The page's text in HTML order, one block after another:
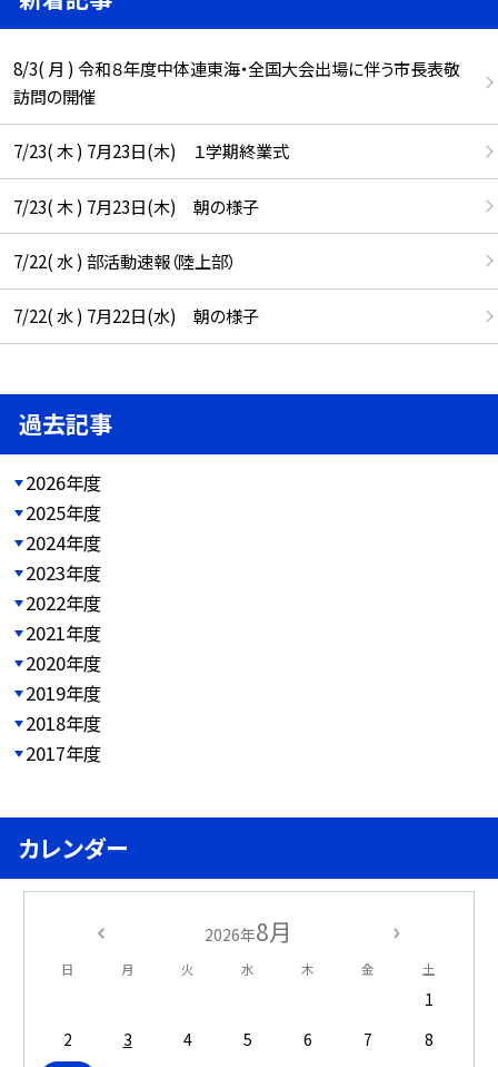
8/3( 月 ) 令和８年度中体連東海・全国大会出場に伴う市長表敬
訪問の開催
7/23( 木 ) 7月23日(木) １学期終業式
7/23( 木 ) 7月23日(木) 朝の様子
7/22( 水 ) 部活動速報（陸上部）
7/22( 水 ) 7月22日(水) 朝の様子
過去記事
2026年度
2025年度
2024年度
2023年度
2022年度
2021年度
2020年度
2019年度
2018年度
2017年度
カレンダー
2026年8月
日 月 火 水 木 金 土
1
2
3 4 5 6 7
8